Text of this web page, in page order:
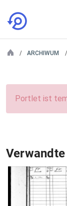
ARCHIWUM
Portlet ist